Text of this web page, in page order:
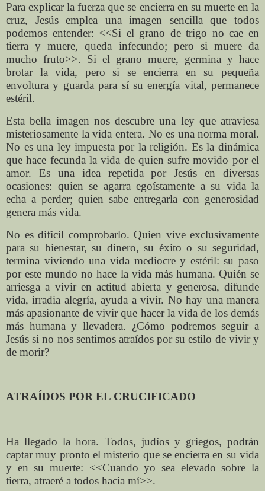
Para explicar la fuerza que se encierra en su muerte en la
cruz, Jesús emplea una imagen sencilla que todos
podemos entender: <<Si el grano de trigo no cae en
tierra y muere, queda infecundo; pero si muere da
mucho fruto>>. Si el grano muere, germina y hace
brotar la vida, pero si se encierra en su pequeña
envoltura y guarda para sí su energía vital, permanece
estéril.
Esta bella imagen nos descubre una ley que atraviesa
misteriosamente la vida entera. No es una norma moral.
No es una ley impuesta por la religión. Es la dinámica
que hace fecunda la vida de quien sufre movido por el
amor. Es una idea repetida por Jesús en diversas
ocasiones: quien se agarra egoístamente a su vida la
echa a perder; quien sabe entregarla con generosidad
genera más vida.
No es difícil comprobarlo. Quien vive exclusivamente
para su bienestar, su dinero, su éxito o su seguridad,
termina viviendo una vida mediocre y estéril: su paso
por este mundo no hace la vida más humana. Quién se
arriesga a vivir en actitud abierta y generosa, difunde
vida, irradia alegría, ayuda a vivir. No hay una manera
más apasionante de vivir que hacer la vida de los demás
más humana y llevadera. ¿Cómo podremos seguir a
Jesús si no nos sentimos atraídos por su estilo de vivir y
de morir?
ATRAÍDOS POR EL CRUCIFICADO
Ha llegado la hora. Todos, judíos y griegos, podrán
captar muy pronto el misterio que se encierra en su vida
y en su muerte: <<Cuando yo sea elevado sobre la
tierra, atraeré a todos hacia mí>>.